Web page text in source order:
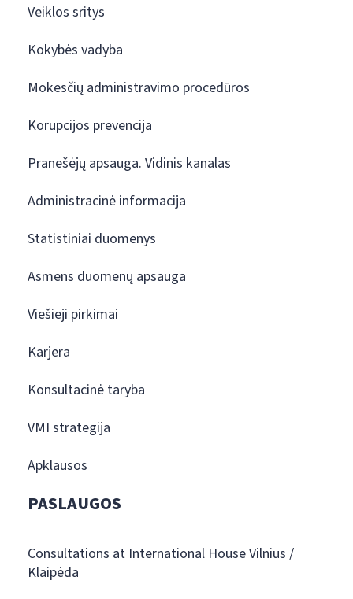
Veiklos sritys
Kokybės vadyba
Mokesčių administravimo procedūros
Korupcijos prevencija
Pranešėjų apsauga. Vidinis kanalas
Administracinė informacija
Statistiniai duomenys
Asmens duomenų apsauga
Viešieji pirkimai
Karjera
Konsultacinė taryba
VMI strategija
Apklausos
PASLAUGOS
Consultations at International House Vilnius /
Klaipėda